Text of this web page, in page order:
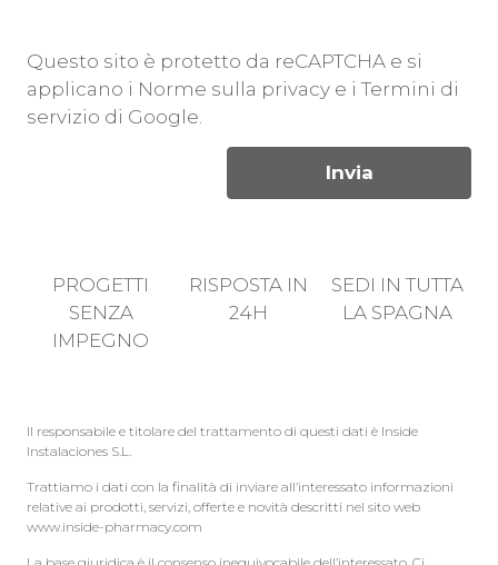
Questo sito è protetto da reCAPTCHA e si
applicano i Norme sulla privacy e iTermini di
servizio di Google.
PROGETTI
SENZA
IMPEGNO
RISPOSTA IN
24H
SEDI IN TUTTA
LA SPAGNA
Il responsabile e titolare del trattamento di questi dati è Inside
Instalaciones S.L.
Trattiamo i dati con la finalità di inviare all’interessato informazioni
relative ai prodotti, servizi, offerte e novità descritti nel sito web
www.inside-pharmacy.com